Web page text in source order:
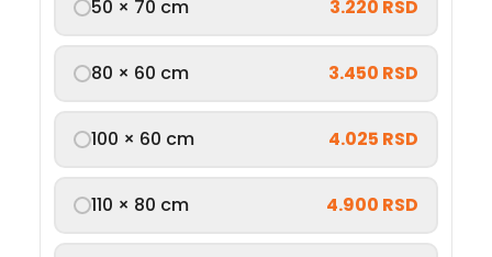
50 × 70 cm 3.220 RSD
80 × 60 cm 3.450 RSD
100 × 60 cm 4.025 RSD
110 × 80 cm 4.900 RSD